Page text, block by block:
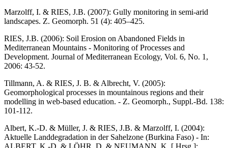
Marzolff, I. & RIES, J.B. (2007): Gully monitoring in semi-arid
landscapes. Z. Geomorph. 51 (4): 405–425.
RIES, J.B. (2006): Soil Erosion on Abandoned Fields in
Mediterranean Mountains - Monitoring of Processes and
Development. Journal of Mediterranean Ecology, Vol. 6, No. 1,
2006: 43-52.
Tillmann, A. & RIES, J. B. & Albrecht, V. (2005):
Geomorphological processes in mountainous regions and their
modelling in web-based education. - Z. Geomorph., Suppl.-Bd. 138:
101-112.
Albert, K.-D. & Müller, J. & RIES, J.B. & Marzolff, I. (2004):
Aktuelle Landdegradation in der Sahelzone (Burkina Faso) - In: